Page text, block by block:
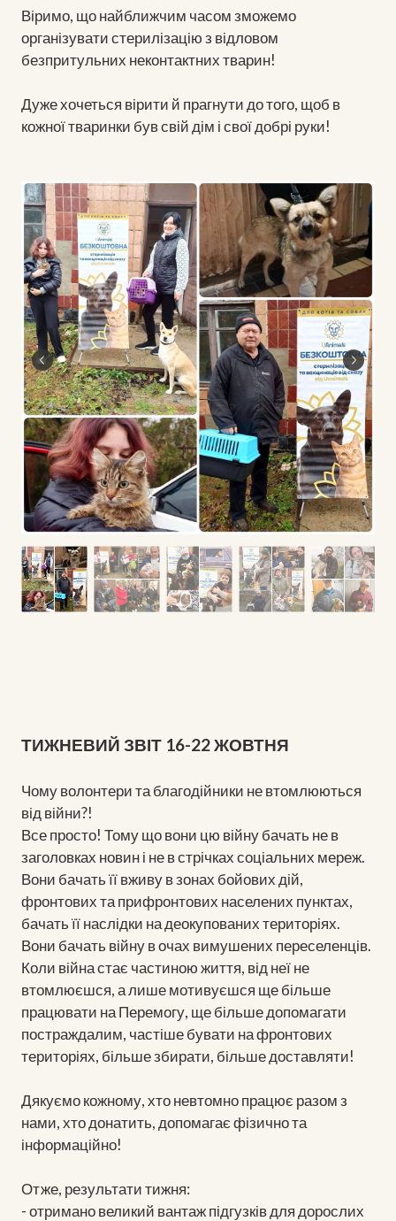
Віримо, що найближчим часом зможемо
організувати стерилізацію з відловом
безпритульних неконтактних тварин!
Дуже хочеться вірити й прагнути до того, щоб в
кожної тваринки був свій дім і свої добрі руки!
ТИЖНЕВИЙ ЗВІТ 16-22 ЖОВТНЯ
Чому волонтери та благодійники не втомлюються
від війни?!
Все просто! Тому що вони цю війну бачать не в
заголовках новин і не в стрічках соціальних мереж.
Вони бачать її вживу в зонах бойових дій,
фронтових та прифронтових населених пунктах,
бачать її наслідки на деокупованих територіях.
Вони бачать війну в очах вимушених переселенців.
Коли війна стає частиною життя, від неї не
втомлюєшся, а лише мотивуєшся ще більше
працювати на Перемогу, ще більше допомагати
постраждалим, частіше бувати на фронтових
територіях, більше збирати, більше доставляти!
Дякуємо кожному, хто невтомно працює разом з
нами, хто донатить, допомагає фізично та
інформаційно!
Отже, результати тижня:
- отримано великий вантаж підгузків для дорослих